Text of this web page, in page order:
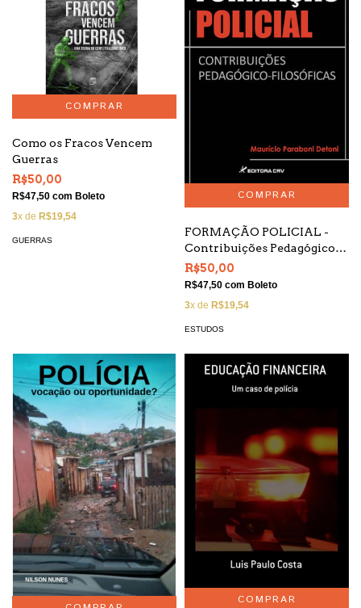
Como os Fracos Vencem
Guerras
R$50,00
R$47,50 com Boleto
3x de R$19,54
GUERRAS
FORMAÇÃO POLICIAL -
Contribuições Pedagógico-
Filosóficas
R$50,00
R$47,50 com Boleto
3x de R$19,54
ESTUDOS